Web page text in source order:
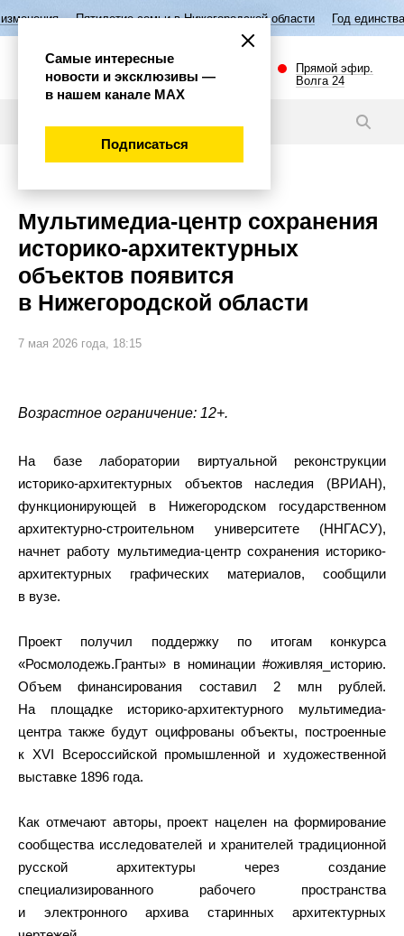
семьи в Нижегородской области Год единства народов России
Прямой эфир.
Волга 24
Мультимедиа-центр сохранения
историко-архитектурных
объектов появится
в Нижегородской области
7 мая 2026 года, 18:15
Возрастное ограничение: 12+.
На базе лаборатории виртуальной реконструкции
историко-архитектурных объектов наследия (ВРИАН),
функционирующей в Нижегородском государственном
архитектурно-строительном университете (ННГАСУ),
начнет работу мультимедиа-центр сохранения историко-
архитектурных графических материалов, сообщили
в вузе.
Проект получил поддержку по итогам конкурса
«Росмолодежь.Гранты» в номинации #оживляя_историю.
Объем финансирования составил 2 млн рублей.
На площадке историко-архитектурного мультимедиа-
центра также будут оцифрованы объекты, построенные
к XVI Всероссийской промышленной и художественной
выставке 1896 года.
Как отмечают авторы, проект нацелен на формирование
сообщества исследователей и хранителей традиционной
русской архитектуры через создание
специализированного рабочего пространства
и электронного архива старинных архитектурных
Самые интересные
новости и эксклюзивы —
в нашем канале МАХ
Подписаться